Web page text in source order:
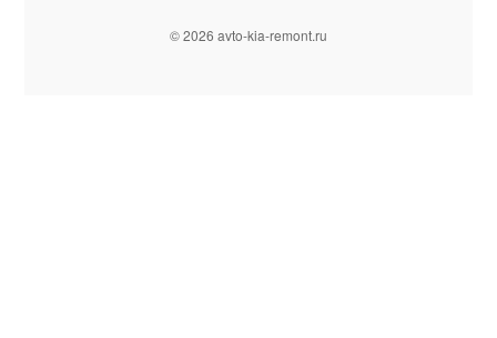
© 2026 avto-kia-remont.ru